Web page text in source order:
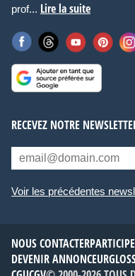
prof... Lire la suite
RECEVEZ NOTRE
Voir les précédentes
NOUS CONTACTER
DEVENIR ANNONCEUR